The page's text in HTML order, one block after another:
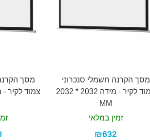
מסך הקרנה חשמלי סנכרוני
צמוד לקיר - מידה 2032 * 2032
MM
זמין במלאי
₪632
מסך